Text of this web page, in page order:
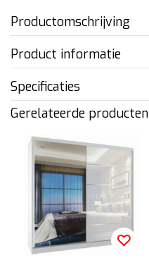
Productomschrijving
Product informatie
Specificaties
Gerelateerde producten